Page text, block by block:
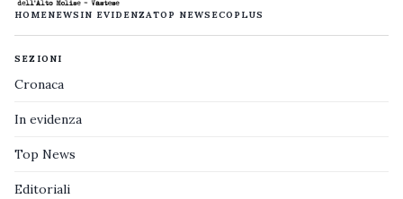
HOMENEWS IN EVIDENZATOP NEWS ECOPLUS
SEZIONI
Cronaca
In evidenza
Top News
Editoriali